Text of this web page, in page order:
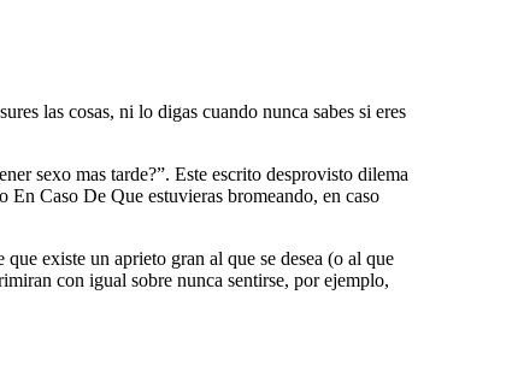
las cosas, ni lo digas cuando nunca sabes si eres
sexo mas tarde?”. Este escrito desprovisto dilema
En Caso De Que estuvieras bromeando, en caso
existe un aprieto gran al que se desea (o al que
con igual sobre nunca sentirse, por ejemplo,